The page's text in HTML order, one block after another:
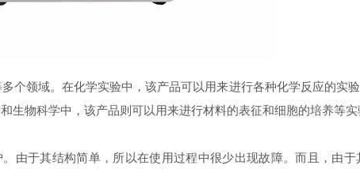
领域。在化学实验中，该产品可以用来进行各种化学反应的实
物科学中，该产品则可以用来进行材料的表征和细胞的培养等实
于其结构简单，所以在使用过程中很少出现故障。而且，由于